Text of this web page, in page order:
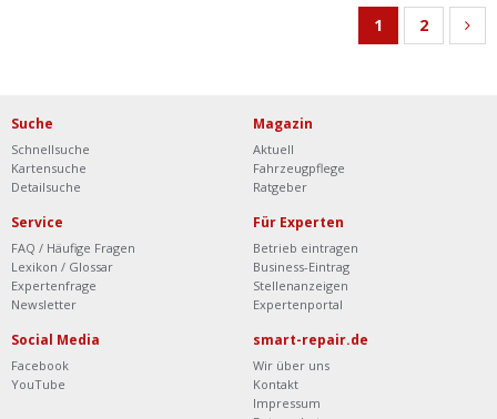
1 2
Suche
Schnellsuche
Kartensuche
Detailsuche
Magazin
Aktuell
Fahrzeugpflege
Ratgeber
Service
FAQ / Häufige Fragen
Lexikon / Glossar
Expertenfrage
Newsletter
Für Experten
Betrieb eintragen
Business-Eintrag
Stellenanzeigen
Expertenportal
Social Media
Facebook
YouTube
smart-repair.de
Wir über uns
Kontakt
Impressum